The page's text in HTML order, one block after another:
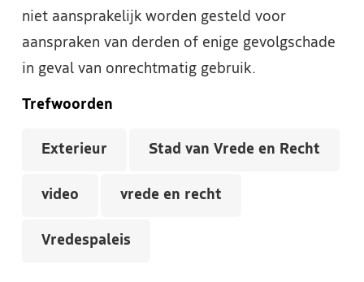
niet aansprakelijk worden gesteld voor
aanspraken van derden of enige gevolgschade
in geval van onrechtmatig gebruik.
Trefwoorden
Exterieur Stad van Vrede en Recht
video vrede en recht
Vredespaleis